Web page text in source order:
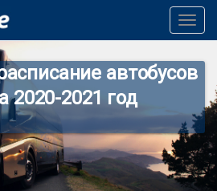
автобусов
2020-2021 год